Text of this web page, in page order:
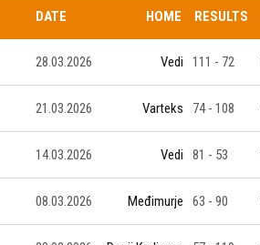
DATE HOME RESULTS
28.03.2026 Vedi 111 - 72
21.03.2026 Varteks 74 - 108
14.03.2026 Vedi 81 - 53
08.03.2026 Međimurje 63 - 90